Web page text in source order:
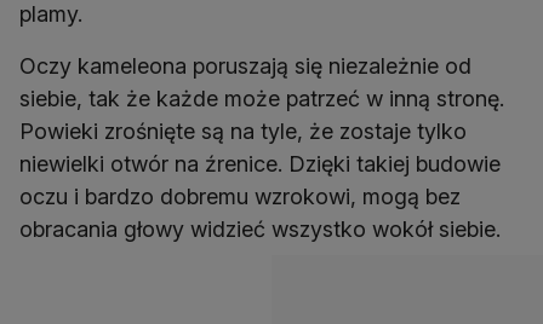
plamy.
Oczy kameleona poruszają się niezależnie od
siebie, tak że każde może patrzeć w inną stronę.
Powieki zrośnięte są na tyle, że zostaje tylko
niewielki otwór na źrenice. Dzięki takiej budowie
oczu i bardzo dobremu wzrokowi, mogą bez
obracania głowy widzieć wszystko wokół siebie.